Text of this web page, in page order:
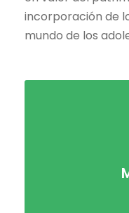
incorporación de
mundo de los